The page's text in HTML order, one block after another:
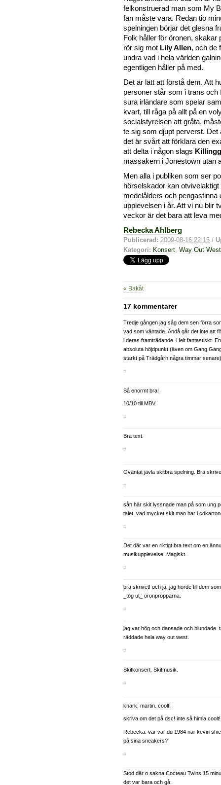
felkonstruerad man som My
fan måste vara. Redan tio
spelningen börjar det glesna
Folk håller för öronen, skakar
rör sig mot Lily Allen, och de
undra vad i hela världen
egentligen håller på med.
Det är lätt att förstå dem. Att
personer står som i trans och
sura irländare som spelar
kvart, till råga på allt på en
socialstyrelsen att gråta,
te sig som djupt perverst. Det
det är svårt att förklara den
att delta i någon slags
massakern i Jonestown utan
Men alla i publiken som ser
hörselskador kan
medelålders och
upplevelsen i år. Att vi nu blir
veckor är det bara att leva
Rebecka Ahlberg
Publicerad: 2009-08-16 22:15 /
Kategori: Konsert Way Out
« Bakåt
17 kommentarer
Tredje gången jag såg dem sen förra
vad som väntade. Ändå går det inte att
i deras framträdande. Helt fantastiskt.
absoluta höjdpunkt (även om Gang
starkt på Trädgårn några timmar
#
Så enormt bra!
10/10 till MBV.
#
Bra text.
#
Oväntat jävla skitbra spelning. Bra
#
sån här skit lyssnade man på som ung
talet. vad mycket skit man har i
#
Det där var en riktigt bra text om en
musikupplevelse. Magiskt.
#
bra skrivet! och ja, jag hörde till dem
_tog ut_ öronpropparna.
#
jag var hög och dansade och blundade.
räddade hela way out west.
#
Skitkonsert. Skitmusik.
#
knark, martin. coolt!
skriva om det på dsc! inte så himla coolt!
Rebecka: var var du 1984 när kevin
på sina sneakers?
#
Stod där o sakna Cocteau Twins 15
det var bara och gå.